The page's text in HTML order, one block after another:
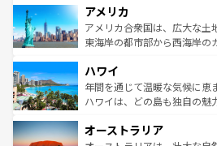
ンツ一覧を参照してほしい。
の建物がそのまま残る町や、
博物館もあり、アルプス観光
ことができる。国民の所得が
ば市内交通費無料で観光を楽しむこ
着のスイス情報はコンテンツ
アメリカ
アメリカ合衆国は、広大な土
東海岸の都市部から西海岸の
のような巨大都市は、観光、
ンメントが詰まった刺激的な
西部には大自然が広がり、グ
部のニューオーリンズでは、
ハワイ
年間を通じて温暖な気候に恵
ハワイは、どの島も独自の魅
ワイ島は見逃せない。また、
オーストラリア